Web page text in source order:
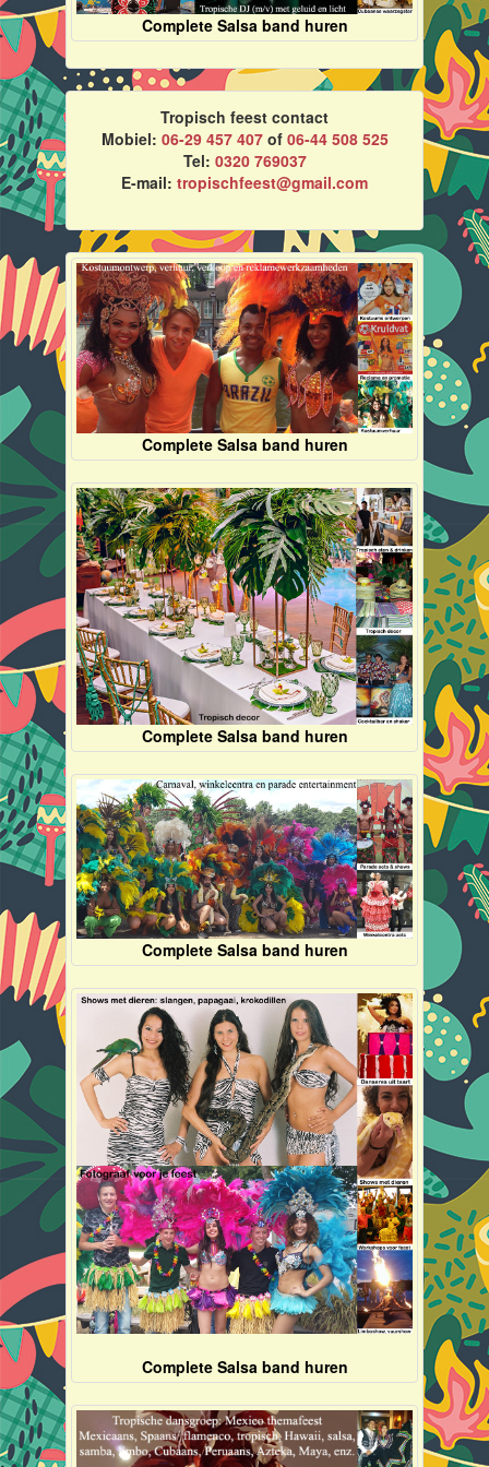
Complete Salsa band huren
Tropisch feest contact
Mobiel: 06-29 457 407of 06-44 508 525
Tel: 0320 769037
E-mail: tropischfeest@gmail.com
Complete Salsa band huren
Complete Salsa band huren
Complete Salsa band huren
Complete Salsa band huren